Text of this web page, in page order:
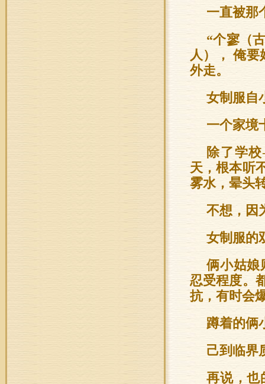
一直被那
“个寥（
人）， 俺要
外走。
女制服自
一个家境
除了学
天，根本听
雾水，晕头
不想，因
女制服的
俩小姑娘
忍受程度。
抗，有时会
蹲着的俩
己到临界
再说，也